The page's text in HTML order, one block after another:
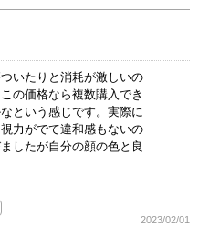
いたりと消耗が激しいの
の価格なら複数購入でき
という感じです。実際に
力がでて違和感もないの
したが自分の顔の色と良
2023/02/01